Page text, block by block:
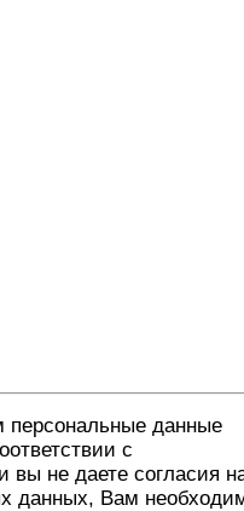
данные
с
вы не даете согласия
данных, Вам